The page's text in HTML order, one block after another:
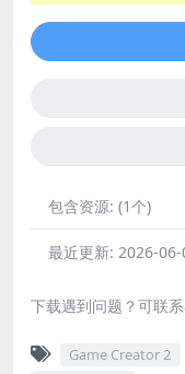
包含资源: (1个)
最近更新: 2026-06-
下载遇到问题？可联
Game Creator 2